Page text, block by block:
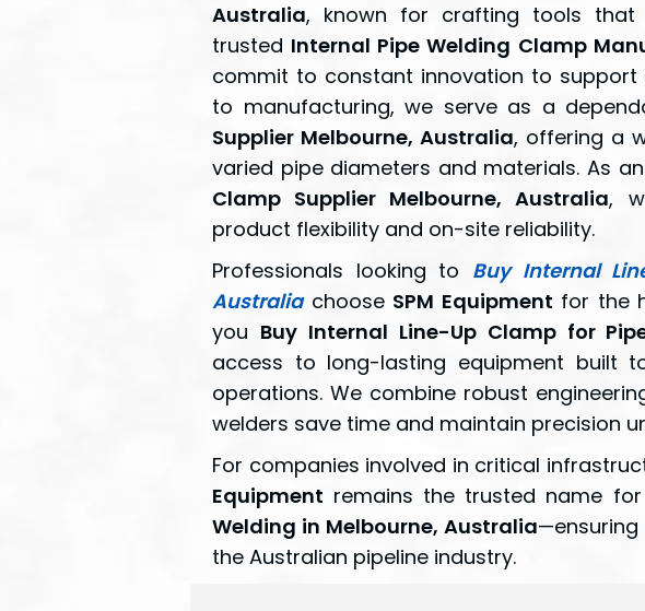
Australia, known for crafting tools that
trusted Internal Pipe Welding Clamp
commit to constant innovation to support
to manufacturing, we serve as a
Supplier Melbourne, Australia, offering a
varied pipe diameters and materials. As
Clamp Supplier Melbourne, Australia,
product flexibility and on-site reliability.
Professionals looking to Buy Internal
Australiachoose SPM Equipment for the
you Buy Internal Line-Up Clamp for
access to long-lasting equipment built
operations. We combine robust
welders save time and maintain precision
For companies involved in critical
Equipment remains the trusted name for
Welding in Melbourne, Australia
the Australian pipeline industry.